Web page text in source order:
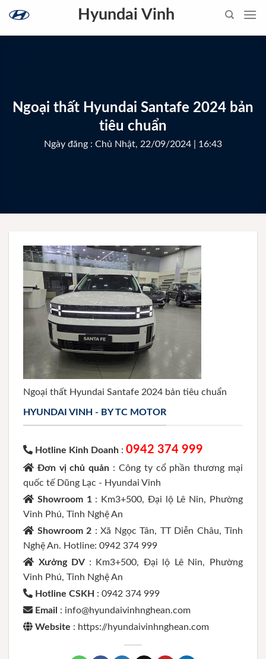
content
Hyundai Vinh
Ngoại thất Hyundai Santafe 2024 bản
tiêu chuẩn
Ngày đăng : Chủ Nhật, 22/09/2024 | 16:43
Ngoại thất Hyundai Santafe 2024 bản tiêu chuẩn
HYUNDAI VINH - BY TC MOTOR
Hotline Kinh Doanh : 0942 374 999
Đơn vị chủ quản : Công ty cổ phần thương mại
quốc tế Dũng Lạc - Hyundai Vinh
Showroom 1 : Km3+500, Đại lộ Lê Nin, Phường
Vinh Phú, Tỉnh Nghệ An
Showroom 2 : Xã Ngọc Tân, TT Diễn Châu, Tỉnh
Nghệ An. Hotline: 0942 374 999
Xưởng DV : Km3+500, Đại lộ Lê Nin, Phường
Vinh Phú, Tỉnh Nghệ An
Hotline CSKH : 0942 374 999
Email : info@hyundaivinhnghean.com
Website : https://hyundaivinhnghean.com